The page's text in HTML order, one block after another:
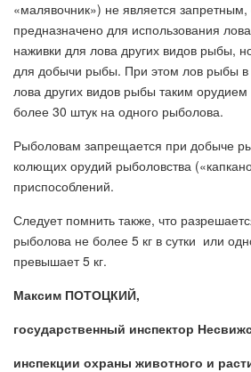
«малявочник») не является
предназначено для использования
наживки для лова других видов рыбы,
для добычи рыбы. При этом лов рыбы в
лова других видов рыбы таким
более 30 штук на одного рыболова.
Рыболовам запрещается при добыче
колющих орудий рыболовства
приспособлений.
Следует помнить также, что
рыболова не более 5 кг в сутки или
превышает 5 кг.
Максим ПОТОЦКИЙ,
государственный инспектор
инспекции охраны животного и